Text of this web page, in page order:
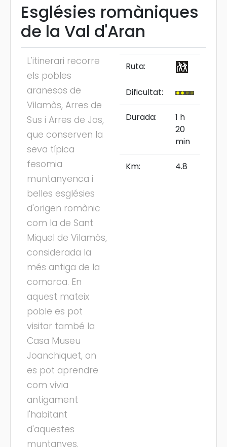
Esglésies romàniques
de la Val d'Aran
L'itinerari recorre
els pobles
aranesos de
Vilamòs, Arres de
Sus i Arres de Jos,
que conserven la
seva típica
fesomia
muntanyenca i
belles esglésies
d'origen romànic
com la de Sant
Miquel de Vilamòs,
considerada la
més antiga de la
comarca. En
aquest mateix
poble es pot
visitar també la
Casa Museu
Joanchiquet, on
es pot aprendre
com vivia
antigament
l'habitant
d'aquestes
muntanyes.
Ruta:
Dificultat:
Durada:
1 h
20
min
Km: 4.8